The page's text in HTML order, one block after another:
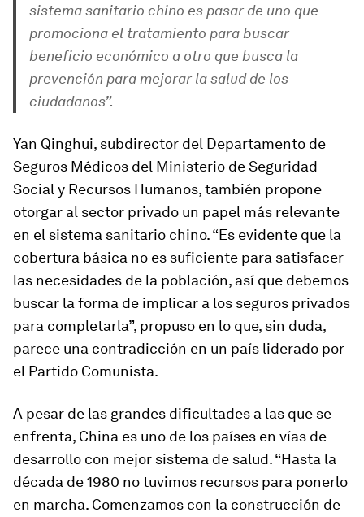
sistema sanitario chino es pasar de uno que
promociona el tratamiento para buscar
beneficio económico a otro que busca la
prevención para mejorar la salud de los
ciudadanos”.
Yan Qinghui, subdirector del Departamento de
Seguros Médicos del Ministerio de Seguridad
Social y Recursos Humanos, también propone
otorgar al sector privado un papel más relevante
en el sistema sanitario chino. “Es evidente que la
cobertura básica no es suficiente para satisfacer
las necesidades de la población, así que debemos
buscar la forma de implicar a los seguros privados
para completarla”, propuso en lo que, sin duda,
parece una contradicción en un país liderado por
el Partido Comunista.
A pesar de las grandes dificultades a las que se
enfrenta, China es uno de los países en vías de
desarrollo con mejor sistema de salud. “Hasta la
década de 1980 no tuvimos recursos para ponerlo
en marcha. Comenzamos con la construcción de